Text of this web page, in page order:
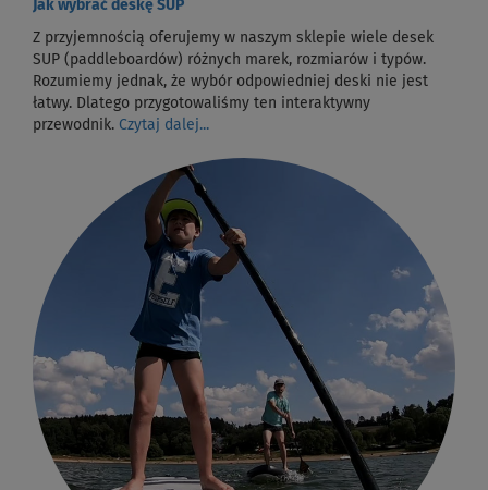
Jak wybrać deskę SUP
Z przyjemnością oferujemy w naszym sklepie wiele desek
SUP (paddleboardów) różnych marek, rozmiarów i typów.
Rozumiemy jednak, że wybór odpowiedniej deski nie jest
łatwy. Dlatego przygotowaliśmy ten interaktywny
przewodnik. Czytaj dalej...